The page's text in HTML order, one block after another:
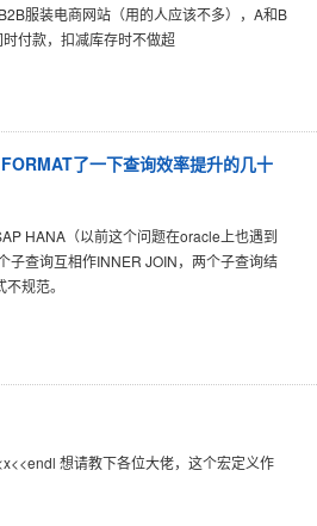
服装电商网站（用的人应该不多），A和B
付款，扣减库存时不做超
了一下查询效率提升的几十
HANA（以前这个问题在oracle上也遇到
子查询互相作INNER JOIN，两个子查询结
规范。
想请教下各位大佬，这个宏定义作